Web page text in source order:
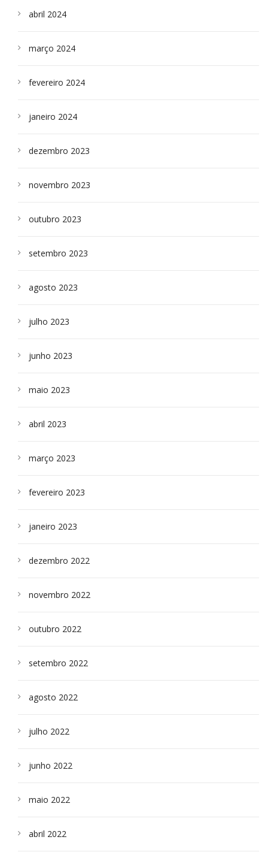
abril 2024
março 2024
fevereiro 2024
janeiro 2024
dezembro 2023
novembro 2023
outubro 2023
setembro 2023
agosto 2023
julho 2023
junho 2023
maio 2023
abril 2023
março 2023
fevereiro 2023
janeiro 2023
dezembro 2022
novembro 2022
outubro 2022
setembro 2022
agosto 2022
julho 2022
junho 2022
maio 2022
abril 2022